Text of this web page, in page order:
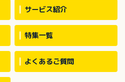
サービス紹介
特集一覧
よくあるご質問